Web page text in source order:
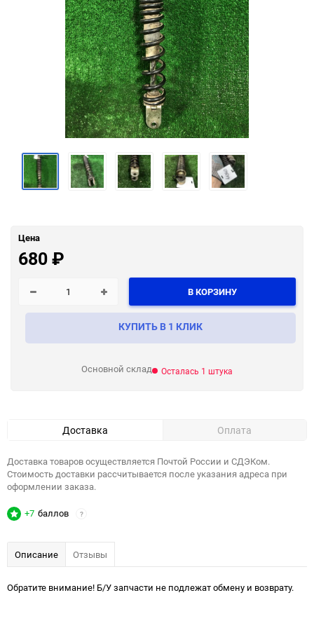
Цена
680₽
В КОРЗИНУ
КУПИТЬ В 1 КЛИК
Основной склад Осталась 1 штука
Доставка Оплата
Доставка товаров осуществляется Почтой России и СДЭКом.
Стоимость доставки рассчитывается после указания адреса при
оформлении заказа.
+7 баллов ?
Описание Отзывы
Обратите внимание! Б/У запчасти не подлежат обмену и возврату.